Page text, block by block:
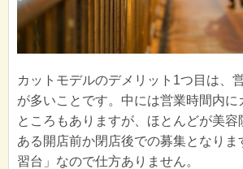
カットモデルのデメリット1つ目は、
が多いことです。中には営業時間内に
ところもありますが、ほとんどが美
ある開店前か閉店後での募集となりま
習台」なので仕方ありません。